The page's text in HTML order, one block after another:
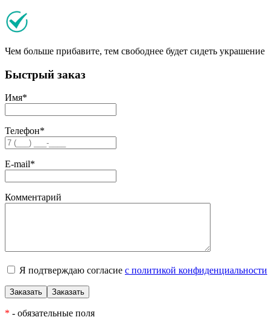
Чем больше прибавите, тем свободнее будет сидеть украшение
Быстрый заказ
Имя*
Телефон*
E-mail*
Комментарий
Я подтверждаю согласие с политикой конфиденциальности
* - обязательные поля